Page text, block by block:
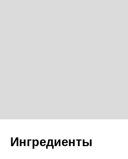
Ингредиенты